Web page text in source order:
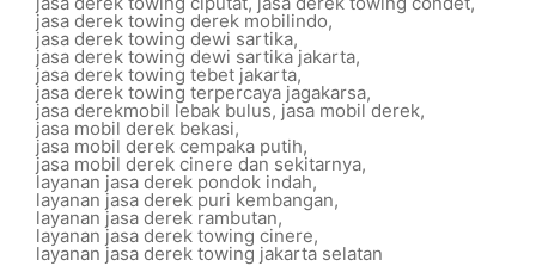
jasa derek towing derek mobilindo,
jasa derek towing dewi sartika,
jasa derek towing dewi sartika jakarta,
jasa derek towing tebet jakarta,
jasa derek towing terpercaya jagakarsa,
jasa derekmobil lebak bulus, jasa mobil derek,
jasa mobil derek bekasi,
jasa mobil derek cempaka putih,
jasa mobil derek cinere dan sekitarnya,
layanan jasa derek pondok indah,
layanan jasa derek puri kembangan,
layanan jasa derek rambutan,
layanan jasa derek towing cinere,
layanan jasa derek towing jakarta selatan